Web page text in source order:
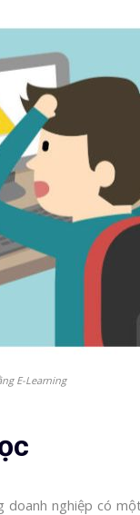
E-Learning
doanh nghiệp có